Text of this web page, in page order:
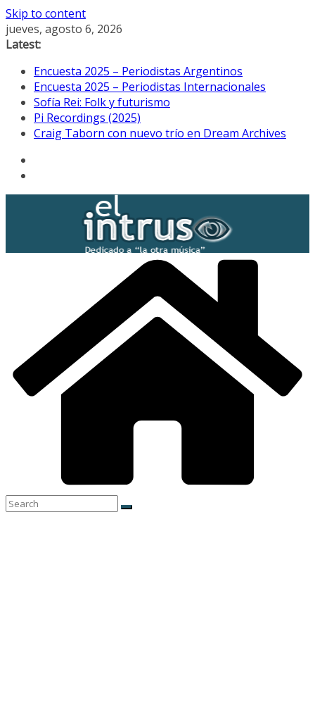
Skip to content
jueves, agosto 6, 2026
Latest:
Encuesta 2025 – Periodistas Argentinos
Encuesta 2025 – Periodistas Internacionales
Sofía Rei: Folk y futurismo
Pi Recordings (2025)
Craig Taborn con nuevo trío en Dream Archives